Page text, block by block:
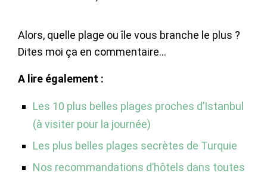
Alors, quelle plage ou île vous branche le plus ?
Dites moi ça en commentaire…
A lire également :
Les 10 plus belles plages proches d’Istanbul
(à visiter pour la journée)
Les plus belles plages secrètes de Turquie
Nos recommandations d’hôtels dans toutes